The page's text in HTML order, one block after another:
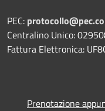
PEC:
Centralino Unico:
Fattura Elettronica:
Prenotazione